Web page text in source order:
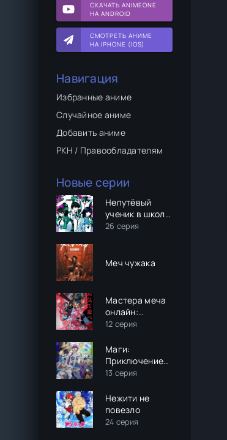
СКАЧАТЬ ANIMEONE
НА ANDROID
СМОТРЕТЬ АНИМЕ
НА IPHONE (IOS)
Навигация
Избранные аниме
Случайное аниме
Добавить аниме
РКН / Правообладателям
Новые серии
Непутёвый
ученик в школе
магии
26 серия
Меч чужака
Мастера меча
онлайн:
Альтернативная
пуля 2
12 серия
Маги:
Приключение
Синдбада (3
13 серия
Нежити не
повезло
24 серия